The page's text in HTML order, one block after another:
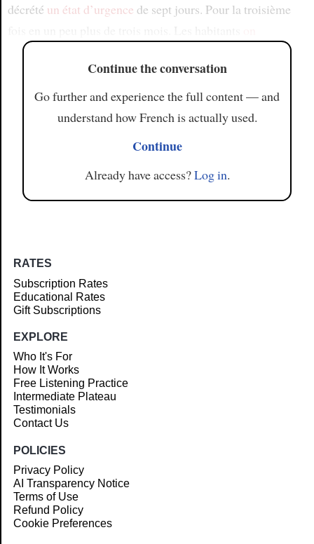
décrété un état d’urgence de sept jours. Pour la troisième
Continue the conversation
Go further and experience the full content — and
understand how French is actually used.
Continue
Already have access?Log in.
RATES
Subscription Rates
Educational Rates
Gift Subscriptions
EXPLORE
Who It's For
How It Works
Free Listening Practice
Intermediate Plateau
Testimonials
Contact Us
POLICIES
Privacy Policy
AI Transparency Notice
Terms of Use
Refund Policy
Cookie Preferences